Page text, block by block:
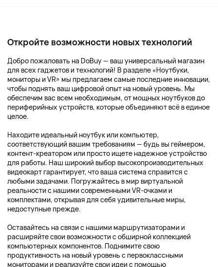
Откройте возможности новых технологий
Добро пожаловать на DoBuy — ваш универсальный магазин
для всех гаджетов и технологий! В разделе «Ноутбуки,
мониторы и VR» мы предлагаем самые последние инновации,
чтобы поднять ваш цифровой опыт на новый уровень. Мы
обеспечим вас всем необходимым, от мощных ноутбуков до
периферийных устройств, которые объединяют всё в единое
целое.
Находите идеальный ноутбук или компьютер,
соответствующий вашим требованиям — будь вы геймером,
контент-креатором или просто ищете надежное устройство
для работы. Наш широкий выбор высокопроизводительных
видеокарт гарантирует, что ваша система справится с
любыми задачами. Погружайтесь в мир виртуальной
реальности с нашими современными VR-очками и
комплектами, открывая для себя удивительные миры,
недоступные прежде.
Оставайтесь на связи с нашими маршрутизаторами и
расширяйте свои возможности с обширной коллекцией
компьютерных компонентов. Поднимите свою
продуктивность на новый уровень с первоклассными
мониторами и реализуйте свои идеи с помощью